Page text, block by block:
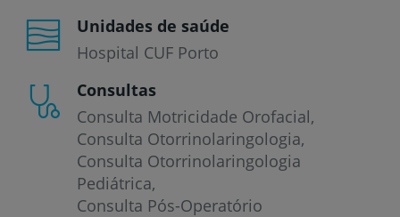
Unidades de saúde
Hospital CUF Porto
Consultas
Consulta Motricidade Orofacial
Consulta Otorrinolaringologia
Consulta Otorrinolaringologia
Pediátrica
Consulta Pós-Operatório